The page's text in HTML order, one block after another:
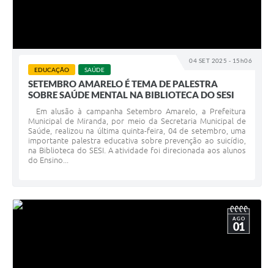
04 SET 2025 - 15h06
EDUCAÇÃO SAÚDE
SETEMBRO AMARELO É TEMA DE PALESTRA
SOBRE SAÚDE MENTAL NA BIBLIOTECA DO SESI
Em alusão à campanha Setembro Amarelo, a Prefeitura
Municipal de Miranda, por meio da Secretaria Municipal de
Saúde, realizou na última quinta-feira, 04 de setembro, uma
importante palestra educativa sobre prevenção ao suicídio,
na Biblioteca do SESI. A atividade foi direcionada aos alunos
do Ensino...
AGO
01